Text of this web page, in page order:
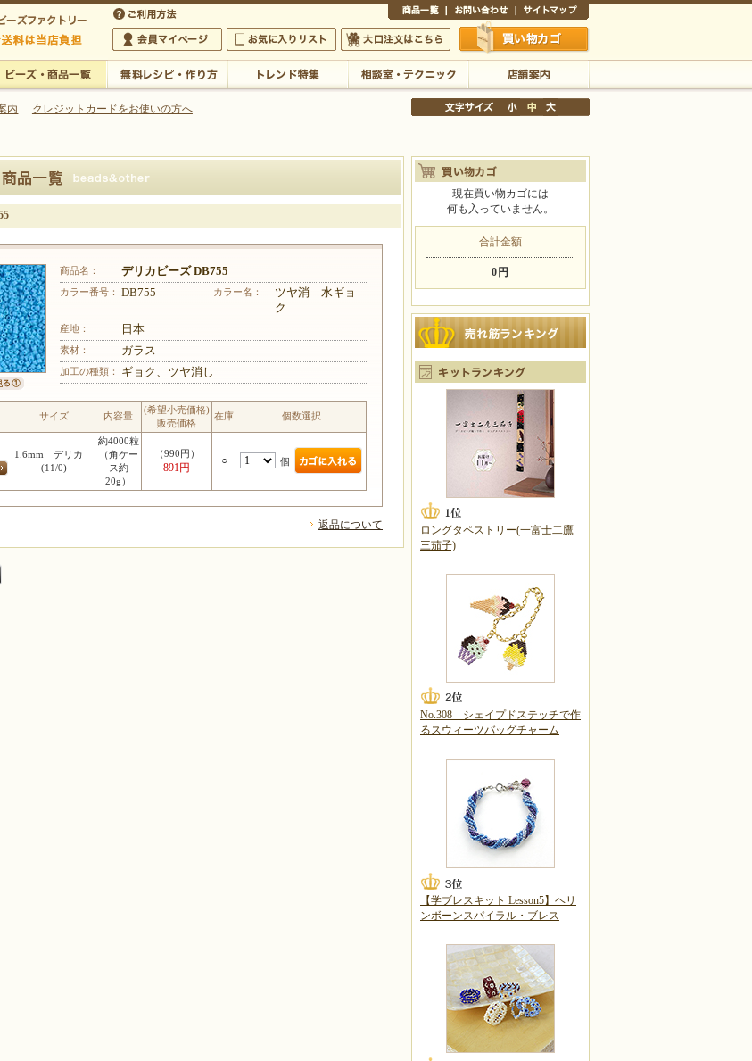
ーの専門店
ーズファクトリー 5,000円以上のご注文で送料は当店が負担いたします
上のご注文で送料は当店が負担いたします
会員マイページ
お気に入りリスト 大口注文はこちら 買い物かご
店舗案内
内 クレジットカードをお使いの方へ
商品名： デリカビーズ DB755
カラー番号： DB755 カラー名：
ツヤ消 水ギョ
ク
産地： 日本
素材： ガラス
加工の種類： ギョク、ツヤ消し
サイズ 内容量
(希望小売価格)
販売価格
在庫 個数選択
1.6mm デリカ
(11/0)
約4000粒
（角ケー
ス約
20g）
（990円）
891円
○ 個
返品について
現在買い物カゴには
何も入っていません。
合計金額
0円
ロングタペストリー(一富士二鷹
三茄子)
No.308 シェイプドステッチで作
るスウィーツバッグチャーム
【学ブレスキット Lesson5】ヘリ
ンボーンスパイラル・ブレス